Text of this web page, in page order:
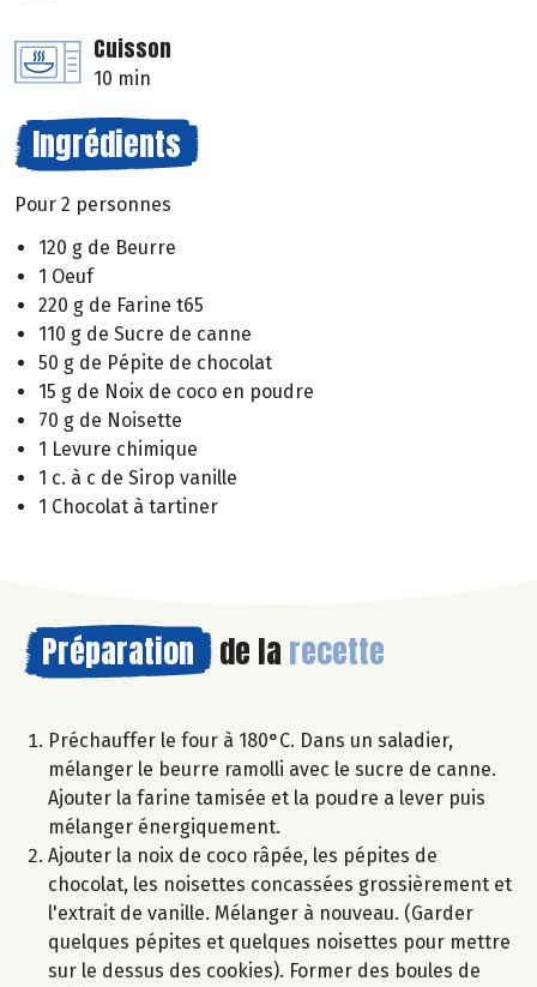
Cuisson
10 min
Ingrédients
Pour 2 personnes
120 g de Beurre
1 Oeuf
220 g de Farine t65
110 g de Sucre de canne
50 g de Pépite de chocolat
15 g de Noix de coco en poudre
70 g de Noisette
1 Levure chimique
1 c. à c de Sirop vanille
1 Chocolat à tartiner
Préparation de la recette
Préchauffer le four à 180°C. Dans un saladier,
mélanger le beurre ramolli avec le sucre de canne.
Ajouter la farine tamisée et la poudre a lever puis
mélanger énergiquement.
Ajouter la noix de coco râpée, les pépites de
chocolat, les noisettes concassées grossièrement et
l'extrait de vanille. Mélanger à nouveau. (Garder
quelques pépites et quelques noisettes pour mettre
sur le dessus des cookies). Former des boules de